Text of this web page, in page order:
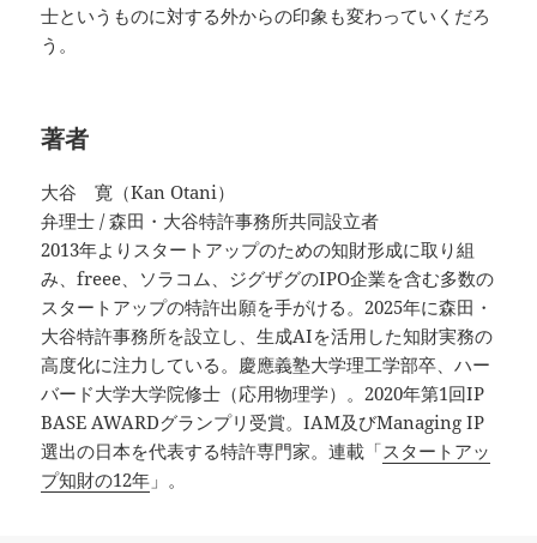
士というものに対する外からの印象も変わっていくだろ
う。
著者
大谷 寛（Kan Otani）
弁理士 / 森田・大谷特許事務所共同設立者
2013年よりスタートアップのための知財形成に取り組
み、freee、ソラコム、ジグザグのIPO企業を含む多数の
スタートアップの特許出願を手がける。2025年に森田・
大谷特許事務所を設立し、生成AIを活用した知財実務の
高度化に注力している。慶應義塾大学理工学部卒、ハー
バード大学大学院修士（応用物理学）。2020年第1回IP
BASE AWARDグランプリ受賞。IAM及びManaging IP
選出の日本を代表する特許専門家。連載「スタートアッ
プ知財の12年 」。